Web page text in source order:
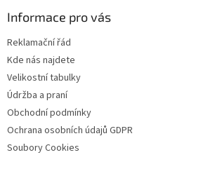
Informace pro vás
Reklamační řád
Kde nás najdete
Velikostní tabulky
Údržba a praní
Obchodní podmínky
Ochrana osobních údajů GDPR
Soubory Cookies